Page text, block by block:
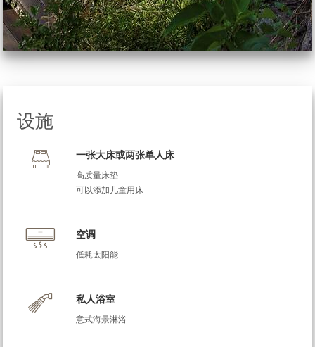
设施
一张大床或两张单人床
高质量床垫
可以添加儿童用床
空调
低耗太阳能
私人浴室
意式海景淋浴